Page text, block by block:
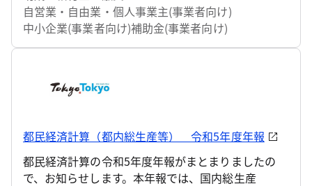
業」を実施してまいりました。 令和8年度から、事
業名を「東京都官民協働等女性支援事業」とし、事
自営業・自由業・個人事業主(事業者向け)
中小企業(事業者向け)補助金(事業者向け)
都民経済計算（都内総生産等） 令和5年度年報
都民経済計算の令和5年度年報がまとまりましたの
で、お知らせします。本年報では、国内総生産